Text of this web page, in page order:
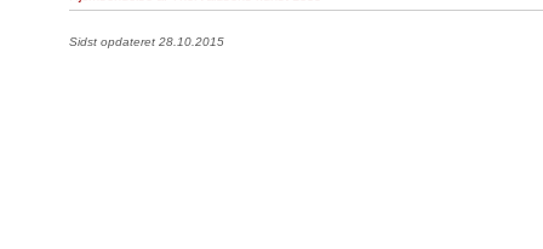
Sidst opdateret 28.10.2015